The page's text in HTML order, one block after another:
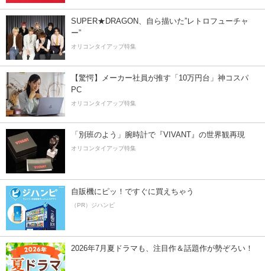
SUPER★DRAGON、自ら描いた”レトロフューチャ
ー”
オリコンタイアップ特集
【驚愕】メーカー社員が推す「10万円台」神コスパ
PC
オリコンタイアップ特集
「別班のよう」腕時計で『VIVANT』の世界観再現
オリコンタイアップ特集
自販機にピッ！ですぐに買えちゃう
（PR）ジハンピ
2026年7月夏ドラマも、注目作＆話題作が勢ぞろい！